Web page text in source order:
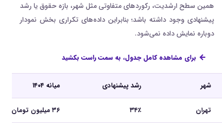
همین سطح ارشدیت، رکوردهای متفاوتی مثل شهر، بازه حقوق یا رشد
پیشنهادی وجود داشته باشد؛ بنابراین داده‌های تکراری بخش نمودار
دوباره نمایش داده نمی‌شود.
برای مشاهده کامل جدول، به سمت راست بکشید
شهر رشد پیشنهادی میانه ۱۴۰۴
تهران ۳۴٪ ۳۶ میلیون تومان